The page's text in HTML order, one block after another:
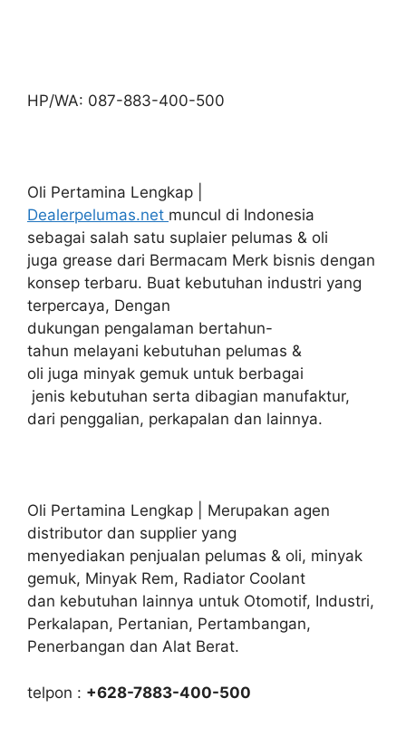
HP/WA: 087-883-400-500
Oli Pertamina Lengkap |
Dealerpelumas.net muncul di Indonesia
sebagai salah satu suplaier pelumas & oli
juga grease dari Bermacam Merk bisnis dengan
konsep terbaru. Buat kebutuhan industri yang
terpercaya, Dengan
dukungan pengalaman bertahun-
tahun melayani kebutuhan pelumas &
oli juga minyak gemuk untuk berbagai
jenis kebutuhan serta dibagian manufaktur,
dari penggalian, perkapalan dan lainnya.
Oli Pertamina Lengkap | Merupakan agen
distributor dan supplier yang
menyediakan penjualan pelumas & oli, minyak
gemuk, Minyak Rem, Radiator Coolant
dan kebutuhan lainnya untuk Otomotif, Industri,
Perkalapan, Pertanian, Pertambangan,
Penerbangan dan Alat Berat.
telpon : +628-7883-400-500